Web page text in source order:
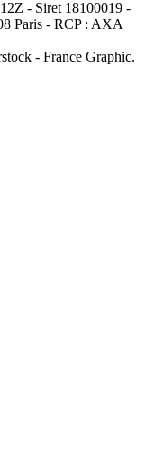
- Siret 18100019 -
Paris - RCP : AXA
- France Graphic.